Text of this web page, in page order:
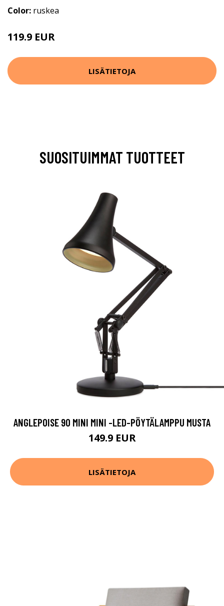
Color: ruskea
119.9 EUR
LISÄTIETOJA
SUOSITUIMMAT TUOTTEET
ANGLEPOISE 90 MINI MINI -LED-PÖYTÄLAMPPU MUSTA
149.9 EUR
LISÄTIETOJA